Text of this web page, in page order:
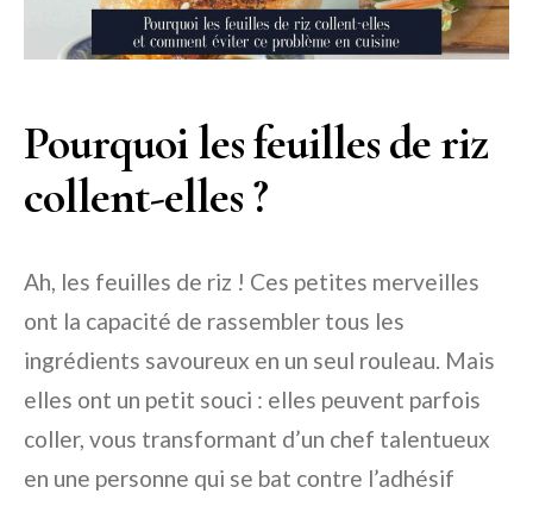
Pourquoi les feuilles de riz
collent-elles ?
Ah, les feuilles de riz ! Ces petites merveilles
ont la capacité de rassembler tous les
ingrédients savoureux en un seul rouleau. Mais
elles ont un petit souci : elles peuvent parfois
coller, vous transformant d’un chef talentueux
en une personne qui se bat contre l’adhésif